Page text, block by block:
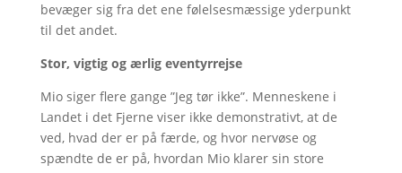
bevæger sig fra det ene følelsesmæssige yderpunkt
til det andet.
Stor, vigtig og ærlig eventyrrejse
Mio siger flere gange ”Jeg tør ikke”. Menneskene i
Landet i det Fjerne viser ikke demonstrativt, at de
ved, hvad der er på færde, og hvor nervøse og
spændte de er på, hvordan Mio klarer sin store